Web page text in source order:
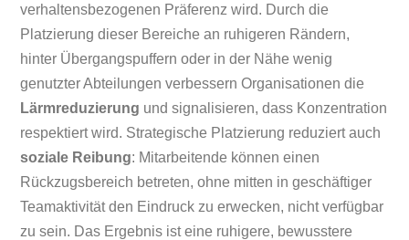
verhaltensbezogenen Präferenz wird. Durch die
Platzierung dieser Bereiche an ruhigeren Rändern,
hinter Übergangspuffern oder in der Nähe wenig
genutzter Abteilungen verbessern Organisationen die
Lärmreduzierung und signalisieren, dass Konzentration
respektiert wird. Strategische Platzierung reduziert auch
soziale Reibung: Mitarbeitende können einen
Rückzugsbereich betreten, ohne mitten in geschäftiger
Teamaktivität den Eindruck zu erwecken, nicht verfügbar
zu sein. Das Ergebnis ist eine ruhigere, bewusstere